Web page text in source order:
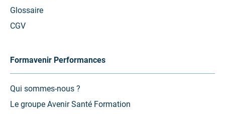
Glossaire
CGV
Formavenir Performances
Qui sommes-nous ?
Le groupe Avenir Santé Formation